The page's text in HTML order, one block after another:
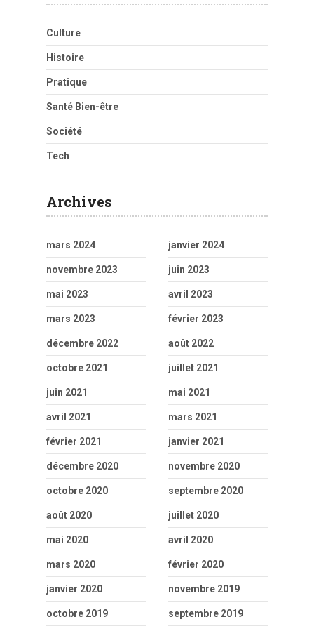
Culture
Histoire
Pratique
Santé Bien-être
Société
Tech
Archives
mars 2024 janvier 2024
novembre 2023 juin 2023
mai 2023 avril 2023
mars 2023 février 2023
décembre 2022 août 2022
octobre 2021 juillet 2021
juin 2021 mai 2021
avril 2021 mars 2021
février 2021 janvier 2021
décembre 2020 novembre 2020
octobre 2020 septembre 2020
août 2020 juillet 2020
mai 2020 avril 2020
mars 2020 février 2020
janvier 2020 novembre 2019
octobre 2019 septembre 2019